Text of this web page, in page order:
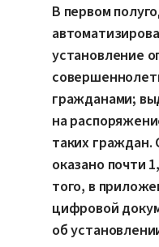
В первом
установление
гражданами;
на
таких граждан.
оказано почти
того, в
цифровой
об